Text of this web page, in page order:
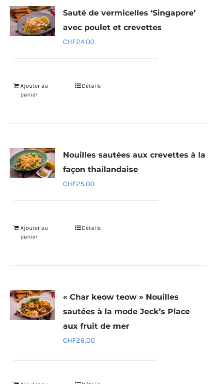
Sauté de vermicelles ‘Singapore’
avec poulet et crevettes
CHF24.00
Ajouter au
panier
Détails
Nouilles sautées aux crevettes à la
façon thailandaise
CHF25.00
Ajouter au
panier
Détails
« Char keow teow » Nouilles
sautées à la mode Jeck’s Place
aux fruit de mer
CHF26.00